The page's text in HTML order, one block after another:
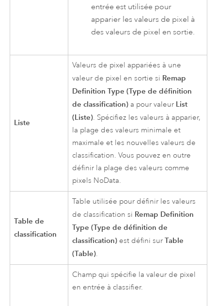
entrée est utilisée pour
apparier les valeurs de pixel à
des valeurs de pixel en sortie.
Liste
Valeurs de pixel appariées à une
valeur de pixel en sortie si Remap
Definition Type (Type de définition
de classification) a pour valeur List
(Liste). Spécifiez les valeurs à apparier,
la plage des valeurs minimale et
maximale et les nouvelles valeurs de
classification. Vous pouvez en outre
définir la plage des valeurs comme
pixels NoData.
Table de
classification
Table utilisée pour définir les valeurs
de classification si Remap Definition
Type (Type de définition de
classification) est défini surTable
(Table).
Champ qui spécifie la valeur de pixel
en entrée à classifier.